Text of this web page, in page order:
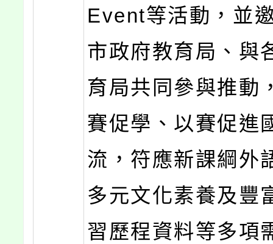
Event等活動，並
市政府教育局、與
育局共同參與推動
賽促學、以賽促進
流，符應新課綱外
多元文化素養及豐
習歷程資料等多項